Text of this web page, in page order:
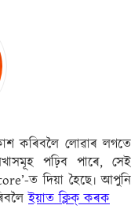
কৰিবলৈ লোৱাৰ লগতে
পঢ়িব পাৰে, সেই
ত দিয়া হৈছে৷ আপুনি
ইয়াত ক্লিক্ কৰক